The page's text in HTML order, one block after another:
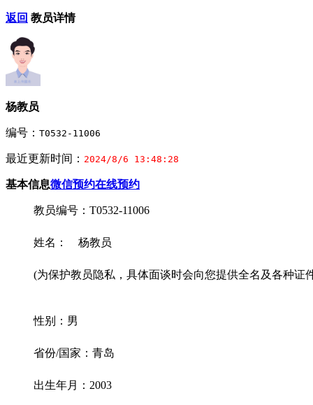
返回 教员详情
杨教员
编号： T0532-11006
最近更新时间： 2024/8/6 13:48:28
基本信息微信预约在线预约
教员编号：T0532-11006
姓名： 杨教员
(为保护教员隐私，具体面谈时会向您提供全名及各种证
性别：男
省份/国家：青岛
出生年月：2003